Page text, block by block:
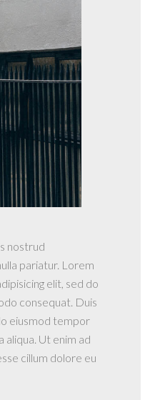
nostrud
pariatur. Lorem
elit, sed do
consequat. Duis
eiusmod tempor
Ut enim ad
cillum dolore eu